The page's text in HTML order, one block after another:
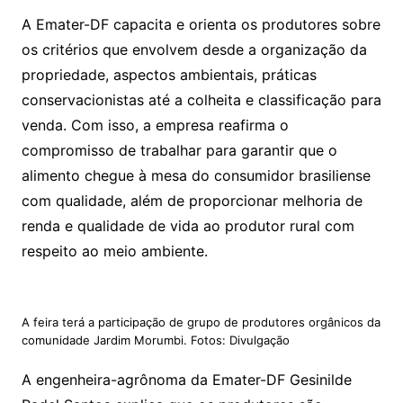
A Emater-DF capacita e orienta os produtores sobre
os critérios que envolvem desde a organização da
propriedade, aspectos ambientais, práticas
conservacionistas até a colheita e classificação para
venda. Com isso, a empresa reafirma o
compromisso de trabalhar para garantir que o
alimento chegue à mesa do consumidor brasiliense
com qualidade, além de proporcionar melhoria de
renda e qualidade de vida ao produtor rural com
respeito ao meio ambiente.
A feira terá a participação de grupo de produtores orgânicos da
comunidade Jardim Morumbi. Fotos: Divulgação
A engenheira-agrônoma da Emater-DF Gesinilde